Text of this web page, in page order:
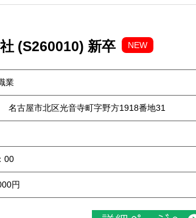
(S260010) 新卒 NEW
業
名古屋市北区光音寺町字野方1918番地31
00
円